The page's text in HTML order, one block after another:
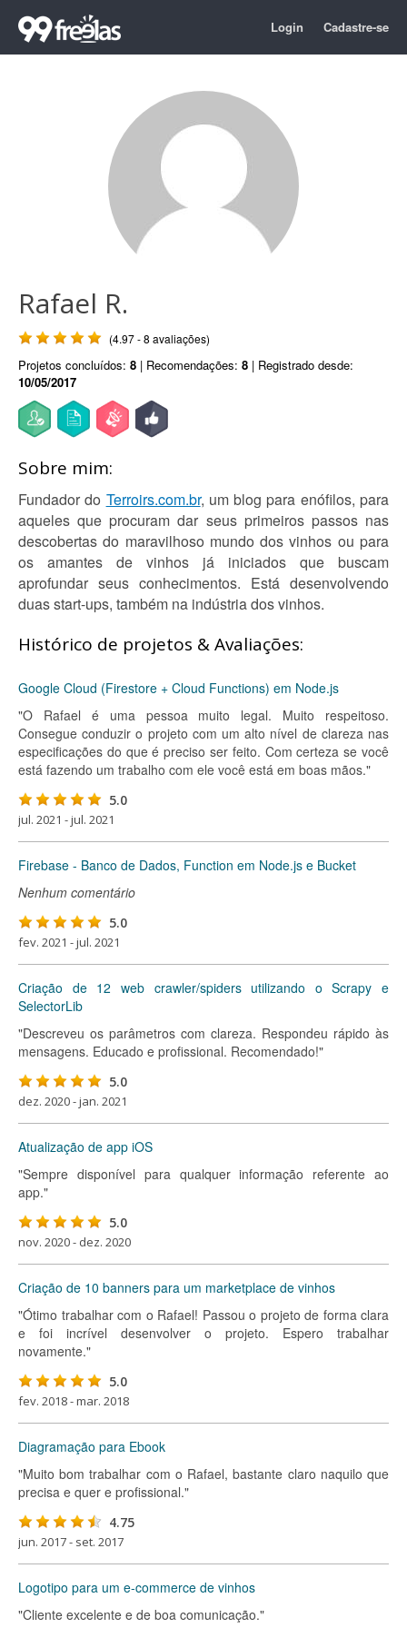
Login Cadastre-se
Rafael R.
(4.97 - 8 avaliações)
Projetos concluídos: 8 | Recomendações: 8 | Registrado desde:
10/05/2017
Sobre mim:
Fundador do Terroirs.com.br, um blog para enófilos, para
aqueles que procuram dar seus primeiros passos nas
descobertas do maravilhoso mundo dos vinhos ou para
os amantes de vinhos já iniciados que buscam
aprofundar seus conhecimentos. Está desenvolvendo
duas start-ups, também na indústria dos vinhos.
Histórico de projetos & Avaliações:
Google Cloud (Firestore + Cloud Functions) em Node.js
"O Rafael é uma pessoa muito legal. Muito respeitoso.
Consegue conduzir o projeto com um alto nível de clareza nas
especificações do que é preciso ser feito. Com certeza se você
está fazendo um trabalho com ele você está em boas mãos."
5.0
jul. 2021 - jul. 2021
Firebase - Banco de Dados, Function em Node.js e Bucket
Nenhum comentário
5.0
fev. 2021 - jul. 2021
Criação de 12 web crawler/spiders utilizando o Scrapy e
SelectorLib
"Descreveu os parâmetros com clareza. Respondeu rápido às
mensagens. Educado e profissional. Recomendado!"
5.0
dez. 2020 - jan. 2021
Atualização de app iOS
"Sempre disponível para qualquer informação referente ao
app."
5.0
nov. 2020 - dez. 2020
Criação de 10 banners para um marketplace de vinhos
"Ótimo trabalhar com o Rafael! Passou o projeto de forma clara
e foi incrível desenvolver o projeto. Espero trabalhar
novamente."
5.0
fev. 2018 - mar. 2018
Diagramação para Ebook
"Muito bom trabalhar com o Rafael, bastante claro naquilo que
precisa e quer e profissional."
4.75
jun. 2017 - set. 2017
Logotipo para um e-commerce de vinhos
"Cliente excelente e de boa comunicação."